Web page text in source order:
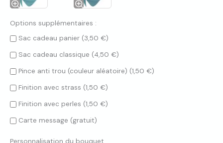
Options supplémentaires :
Sac cadeau panier (3,50 €)
Sac cadeau classique (4,50 €)
Pince anti trou (couleur aléatoire) (1,50 €)
Finition avec strass (1,50 €)
Finition avec perles (1,50 €)
Carte message (gratuit)
Personnalisation du bouquet